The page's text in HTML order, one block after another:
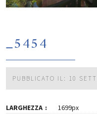
_5454
PUBBLICATO IL: 10
LARGHEZZA
1699px